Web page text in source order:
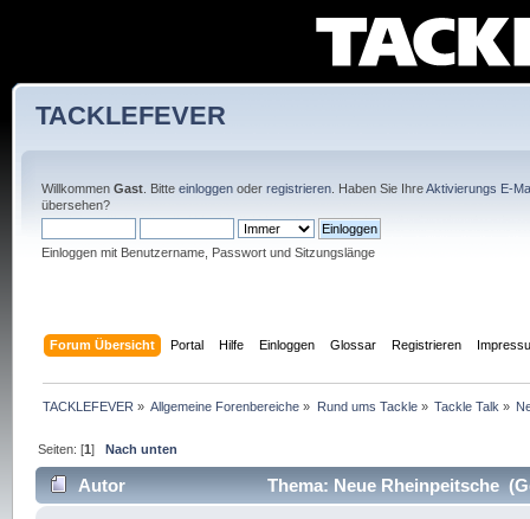
TACKLEFEVER
Willkommen Gast. Bitte einloggenoder registrieren. Haben Sie IhreAktivierungs E-
übersehen?
Einloggen mit Benutzername, Passwort und Sitzungslänge
Forum Übersicht Portal Hilfe Einloggen Glossar Registrieren
TACKLEFEVER » Allgemeine Forenbereiche » Rund ums Tackle» Tackle Talk »
Seiten: [1]Nach unten
Autor Thema: Neue Rheinpeitsche